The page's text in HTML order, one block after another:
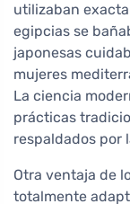
utilizaban
egipcias se
japonesas
mujeres
La ciencia
prácticas
respaldados por
Otra ventaja de
totalmente